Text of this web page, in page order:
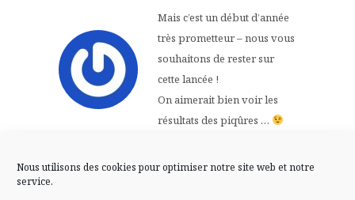
Nous utilisons des cookies pour optimiser notre site web et notre
service.
Mais c’est un début d’année
très prometteur – nous vous
souhaitons de rester sur
cette lancée !
On aimerait bien voir les
résultats des piqûres …
H 37 MIN
Répondre
Suivre sur Instagram
Mentions légales Confidentialité